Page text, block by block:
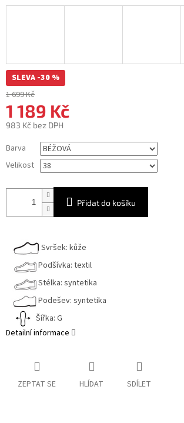
SLEVA -30 %
1 699 Kč
1 189 Kč
983 Kč bez DPH
cena:
Barva
Velikost
Přidat do košíku
Svršek: kůže
Podšívka: textil
Stélka: syntetika
Podešev: syntetika
Šířka: G
Detailní informace
ZEPTAT SE HLÍDAT SDÍLET